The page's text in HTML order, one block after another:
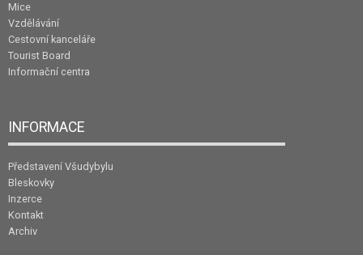
Mice
Vzdělávání
Cestovní kanceláře
Tourist Board
Informační centra
INFORMACE
Představení Všudybylu
Bleskovky
Inzerce
Kontakt
Archiv